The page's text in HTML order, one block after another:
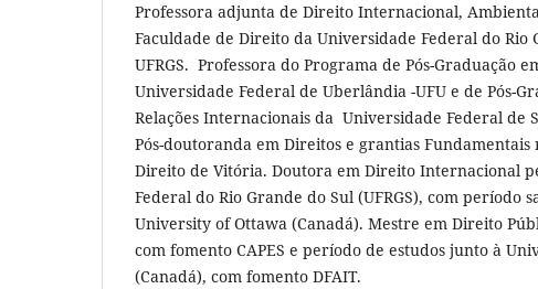
Professora adjunta de Direito Internacional,
Faculdade de Direito da Universidade Federal do Rio
UFRGS. Professora do Programa de Pós-Graduação
Universidade Federal de Uberlândia -UFU e de Pós-
Relações Internacionais da Universidade Federal de
Pós-doutoranda em Direitos e grantias Fundamentais
Direito de Vitória. Doutora em Direito Internacional
Federal do Rio Grande do Sul (UFRGS), com período
University of Ottawa (Canadá). Mestre em Direito
com fomento CAPES e período de estudos junto à
(Canadá), com fomento DFAIT.